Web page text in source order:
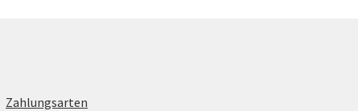
Zahlungsarten